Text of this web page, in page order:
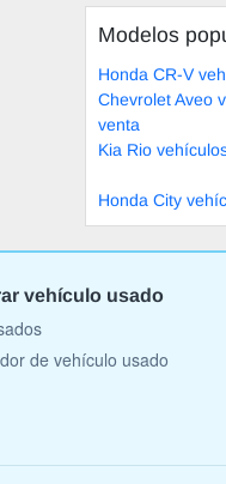
Modelos
Honda CR-V
Chevrolet Aveo
venta
Kia Rio
Honda City
vehículo usado
de vehículo usado